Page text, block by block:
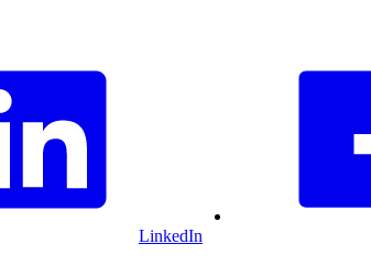
LinkedIn